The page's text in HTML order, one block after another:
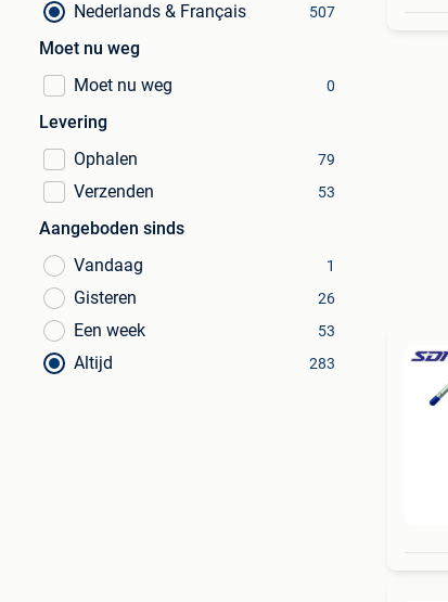
Nederlands & Français 507
Moet nu weg
Moet nu weg
0
Levering
Ophalen
79
Verzenden 53
Aangeboden sinds
Vandaag
1
Gisteren 26
Een week 53
Altijd 283